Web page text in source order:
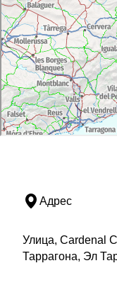
Адрес
Улица, Cardenal
Таррагона, Эл